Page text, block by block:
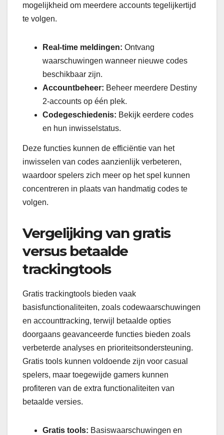
mogelijkheid om meerdere accounts tegelijkertijd
te volgen.
Real-time meldingen: Ontvang
waarschuwingen wanneer nieuwe codes
beschikbaar zijn.
Accountbeheer: Beheer meerdere Destiny
2-accounts op één plek.
Codegeschiedenis: Bekijk eerdere codes
en hun inwisselstatus.
Deze functies kunnen de efficiëntie van het
inwisselen van codes aanzienlijk verbeteren,
waardoor spelers zich meer op het spel kunnen
concentreren in plaats van handmatig codes te
volgen.
Vergelijking van gratis
versus betaalde
trackingtools
Gratis trackingtools bieden vaak
basisfunctionaliteiten, zoals codewaarschuwingen
en accounttracking, terwijl betaalde opties
doorgaans geavanceerde functies bieden zoals
verbeterde analyses en prioriteitsondersteuning.
Gratis tools kunnen voldoende zijn voor casual
spelers, maar toegewijde gamers kunnen
profiteren van de extra functionaliteiten van
betaalde versies.
Gratis tools: Basiswaarschuwingen en